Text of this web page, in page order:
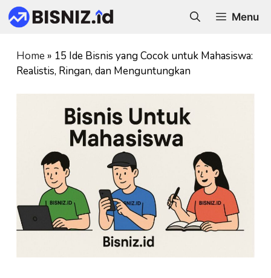
Skip
to
Menu
Home » 15 Ide Bisnis yang Cocok untuk Mahasiswa:
Realistis, Ringan, dan Menguntungkan